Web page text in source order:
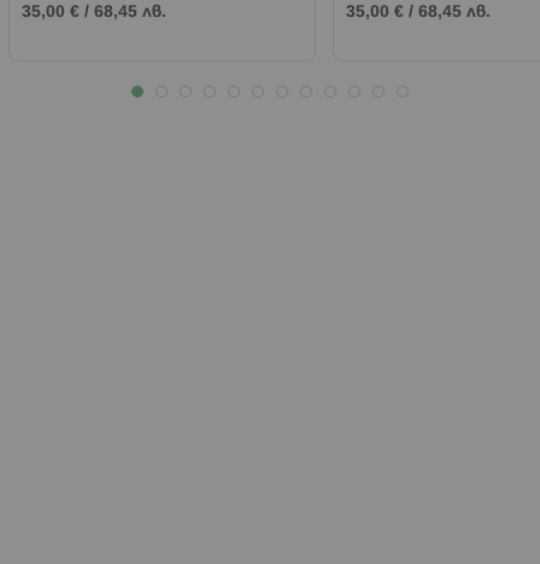
35,00 € / 68,45 лв.
35,00 € / 68,45 лв.